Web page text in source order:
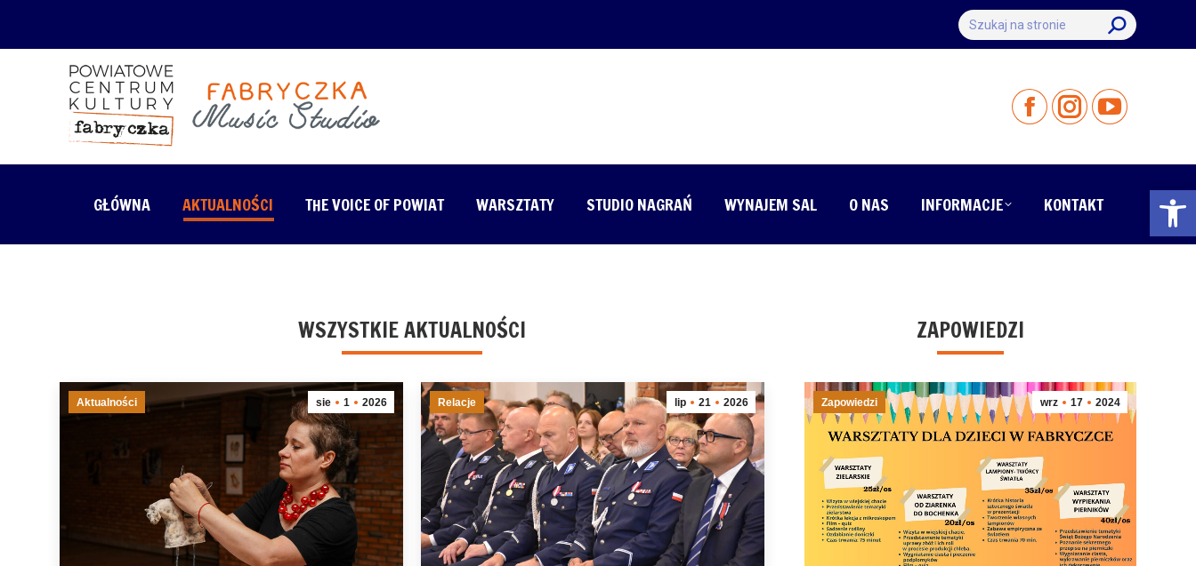
Szukaj:
GŁÓWNA AKTUALNOŚCI THE VOICE OF POWIAT WARSZTATY STUDIO NAGRAŃ WYNAJEM SAL O NAS INFORMACJE KONTAKT
WSZYSTKIE AKTUALNOŚCI
sie 1 2026
Aktualności lip 21 2026
Relacje
ZAPOWIEDZI
wrz 17 2024
Zapowiedzi